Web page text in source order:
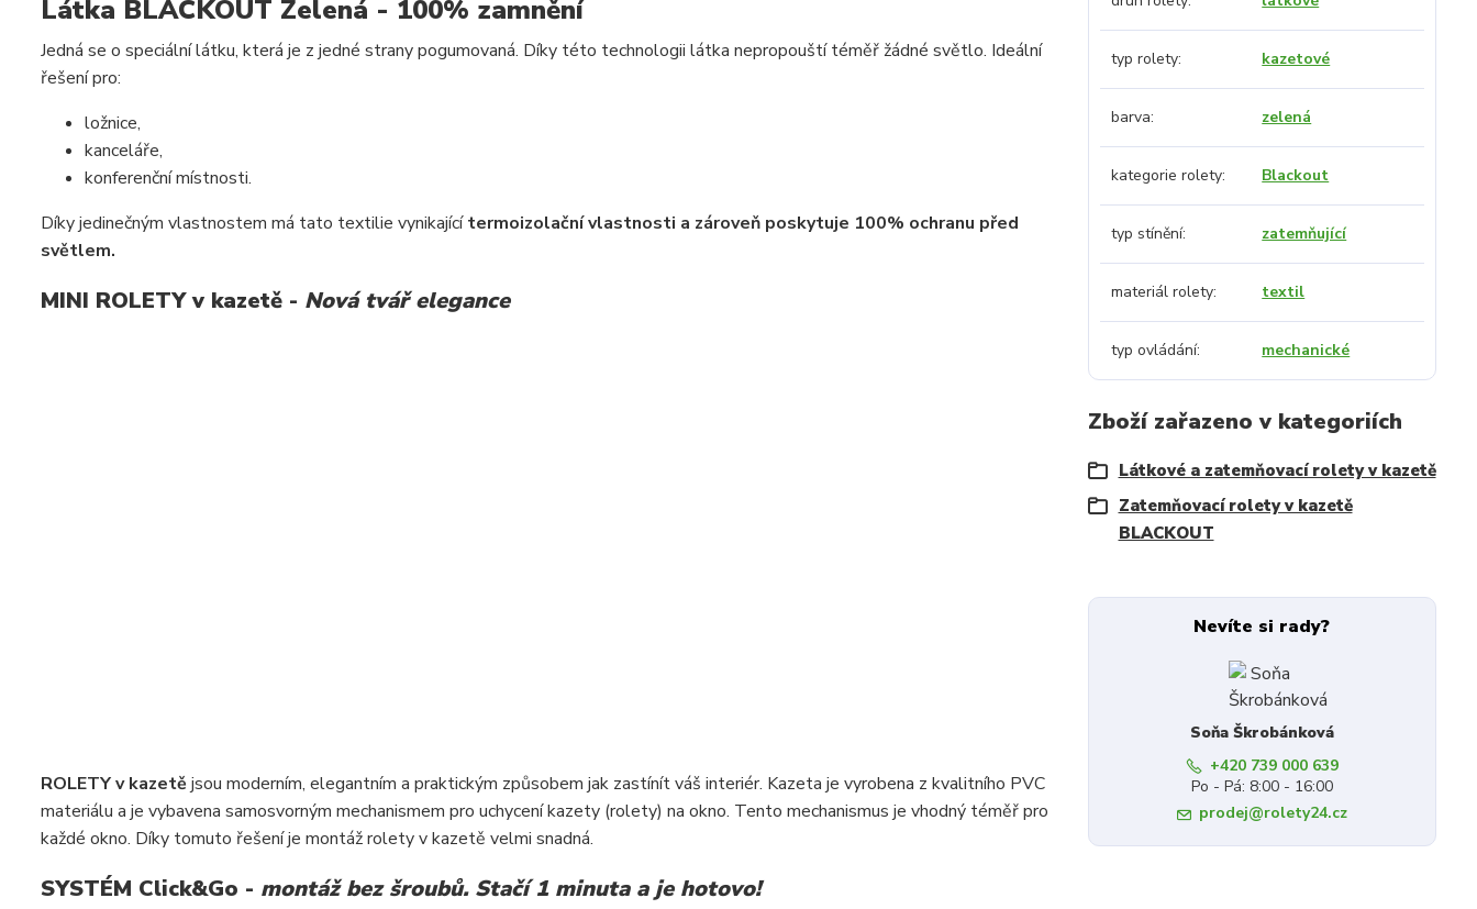
Látka BLACKOUT Zelená - 100% zamnění
Jedná se o speciální látku, která je z jedné strany pogumovaná. Díky této technologii látka nepropouští téměř žádné světlo. Ideální
řešení pro:
ložnice,
kanceláře,
konferenční místnosti.
Díky jedinečným vlastnostem má tato textilie vynikajícítermoizolační vlastnosti a zároveň poskytuje 100% ochranu před
světlem.
MINI ROLETY v kazetě - Nová tvář elegance
ROLETY v kazetě jsou moderním, elegantním a praktickým způsobem jak zastínít váš interiér. Kazeta je vyrobena z kvalitního PVC
materiálu a je vybavena samosvorným mechanismem pro uchycení kazety (rolety) na okno. Tento mechanismus je vhodný téměř pro
každé okno. Díky tomuto řešení je montáž rolety v kazetě velmi snadná.
SYSTÉM Click&Go - montáž bez šroubů. Stačí 1 minuta a je hotovo!
typ rolety kazetové
barva zelená
kategorie rolety Blackout
typ stínění zatemňující
materiál rolety textil
typ ovládání mechanické
Zboží zařazeno v kategoriích
Látkové a zatemňovací rolety v kazetě
Zatemňovací rolety v kazetě
BLACKOUT
Nevíte si rady?
Soňa Škrobánková
+420 739 000 639
Po - Pá: 8:00 - 16:00
prodej@rolety24.cz